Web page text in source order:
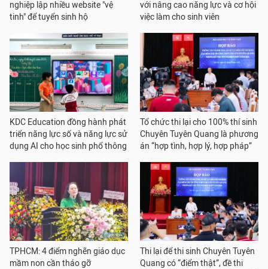
nghiệp lập nhiều website "vệ
tinh" để tuyển sinh hộ
với nâng cao năng lực và cơ hội
việc làm cho sinh viên
KDC Education đồng hành phát
triển năng lực số và năng lực sử
dụng AI cho học sinh phổ thông
Tổ chức thi lại cho 100% thí sinh
Chuyên Tuyên Quang là phương
án “hợp tình, hợp lý, hợp pháp”
TPHCM: 4 điểm nghẽn giáo dục
mầm non cần tháo gỡ
Thi lại để thi sinh Chuyên Tuyên
Quang có “điểm thật”, đề thi